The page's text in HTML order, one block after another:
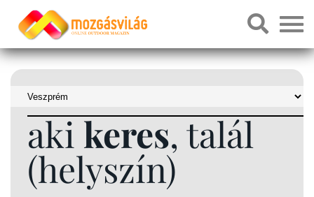
aki keres, talál
(helyszín)